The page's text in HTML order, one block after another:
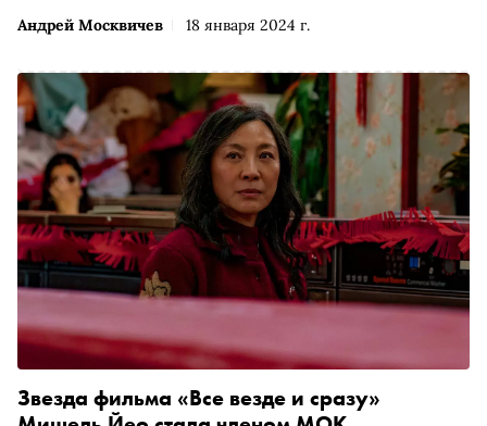
Андрей Москвичев 18 января 2024 г.
Звезда фильма «Все везде и сразу»